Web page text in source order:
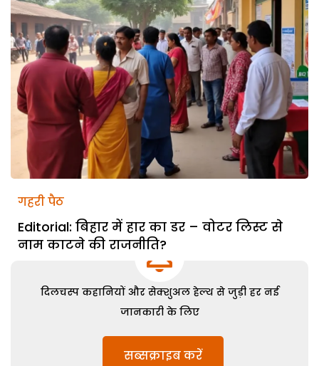
गहरी पैठ
Editorial: बिहार में हार का डर – वोटर लिस्ट से
नाम काटने की राजनीति?
दिलचस्प कहानियों और सेक्शुअल हेल्थ से जुड़ी हर नई
जानकारी के लिए
सब्सक्राइब करें